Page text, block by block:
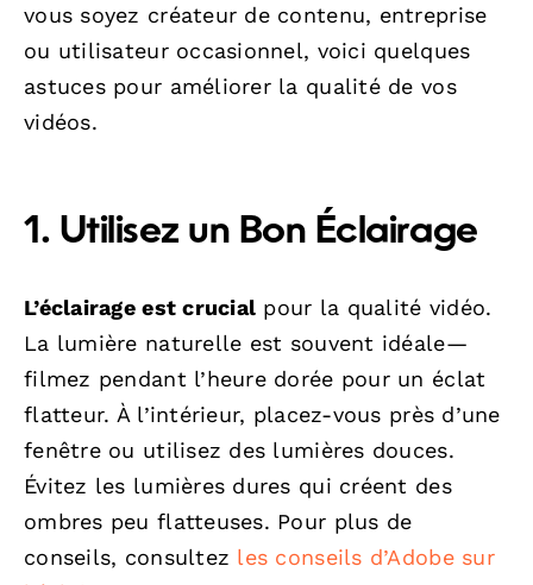
vous soyez créateur de contenu, entreprise
ou utilisateur occasionnel, voici quelques
astuces pour améliorer la qualité de vos
vidéos.
1. Utilisez un Bon Éclairage
L’éclairage est crucial pour la qualité vidéo.
La lumière naturelle est souvent idéale—
filmez pendant l’heure dorée pour un éclat
flatteur. À l’intérieur, placez-vous près d’une
fenêtre ou utilisez des lumières douces.
Évitez les lumières dures qui créent des
ombres peu flatteuses. Pour plus de
conseils, consultez les conseils d’Adobe sur